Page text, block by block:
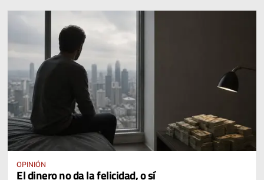
OPINIÓN
El dinero no da la felicidad, o sí